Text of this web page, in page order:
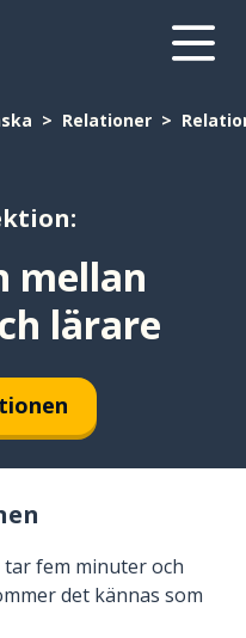
Relationer
mellan
lärare
fem minuter och
det kännas som